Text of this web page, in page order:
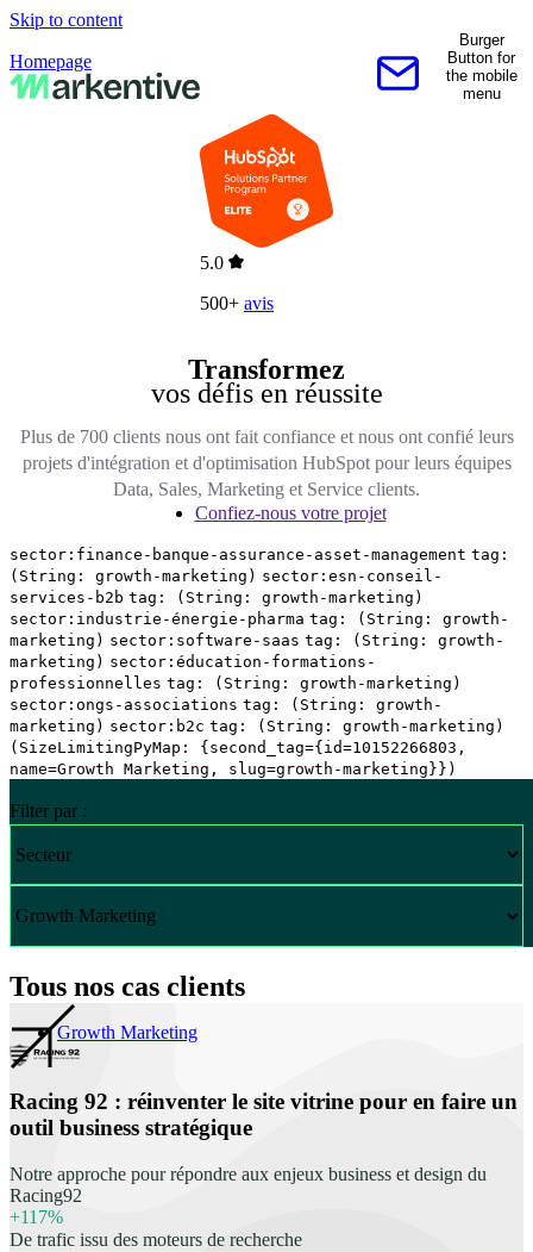
Skip to content
Homepage
Contactez-nous
Burger
Button for
the mobile
menu
5.0
500+ avis
Transformez
vos défis en réussite
Plus de 700 clients nous ont fait confiance et nous ont confié leurs
projets d'intégration et d'optimisation HubSpot pour leurs équipes
Data, Sales, Marketing et Service clients.
Confiez-nous votre projet
sector:finance-banque-assurance-asset-management tag:
(String: growth-marketing) sector:esn-conseil-
services-b2b tag: (String: growth-marketing)
sector:industrie-énergie-pharma tag: (String: growth-
marketing) sector:software-saas tag: (String: growth-
marketing) sector:éducation-formations-
professionnelles tag: (String: growth-marketing)
sector:ongs-associations tag: (String: growth-
marketing) sector:b2c tag: (String: growth-marketing)
(SizeLimitingPyMap: {second_tag={id=10152266803,
name=Growth Marketing, slug=growth-marketing}})
Filter par :
Tous nos cas clients
Growth Marketing
Racing 92 : réinventer le site vitrine pour en faire un
outil business stratégique
Notre approche pour répondre aux enjeux business et design du
Racing92
+117%
De trafic issu des moteurs de recherche